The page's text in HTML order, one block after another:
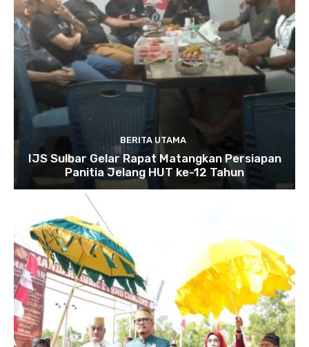
BERITA UTAMA
IJS Sulbar Gelar Rapat Matangkan Persiapan
Panitia Jelang HUT ke-12 Tahun